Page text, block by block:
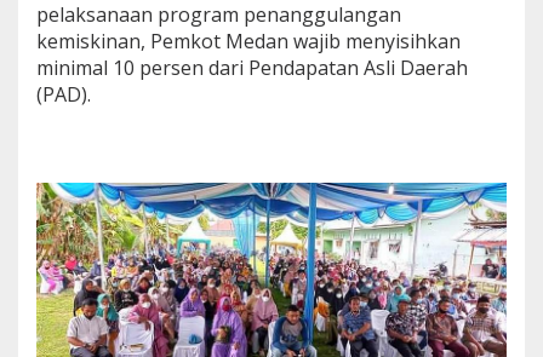
pelaksanaan program penanggulangan
kemiskinan, Pemkot Medan wajib menyisihkan
minimal 10 persen dari Pendapatan Asli Daerah
(PAD).